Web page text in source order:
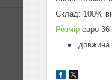
Склад: 100%
Розмір євро 36